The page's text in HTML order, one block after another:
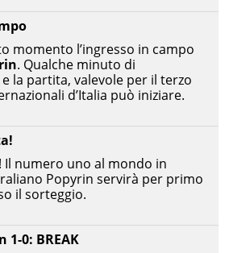
1-0: BREAK
Il numero uno al mondo in
Popyrin servirà per primo
il sorteggio.
momento l’ingresso in campo
. Qualche minuto di
la partita, valevole per il terzo
d’Italia può iniziare.